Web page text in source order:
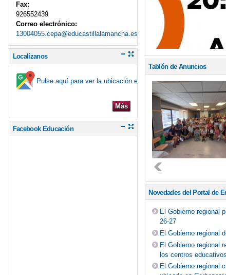
Fax:
926552439
Correo electrónico:
13004055.cepa@educastillalamancha.es
Localízanos
Pulse aquí para ver la ubicación en el mapa
Más
Facebook Educación
Tablón de Anuncios
Novedades del Portal de
El Gobierno regional
26-27
El Gobierno regional
El Gobierno regional
los centros educativos
El Gobierno regional